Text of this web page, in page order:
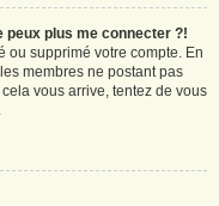
peux plus me connecter ?!
ou supprimé votre compte. En
membres ne postant pas
vous arrive, tentez de vous